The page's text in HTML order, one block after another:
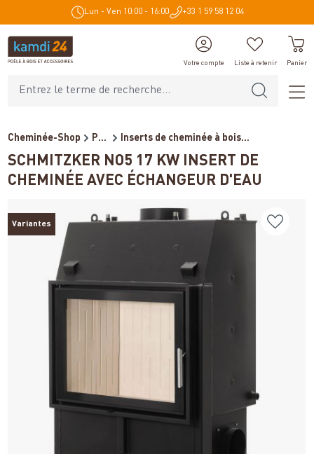
principal Lun - Ven 10:00 - 16:00 +33 1 59 58 12 04
Votre compte Liste à retenir Panier
Cheminée-Shop Poêles et cheminées Inserts de cheminée à bois...
SCHMITZKER NO5 17 KW INSERT DE
CHEMINÉE AVEC ÉCHANGEUR D'EAU
Variantes